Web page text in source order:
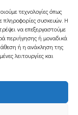
τεχνολογίες όπως
συσκευών. Η
να επεξεργαστούμε
περιήγησης ή μοναδικά
ή η ανάκληση της
λειτουργίες και